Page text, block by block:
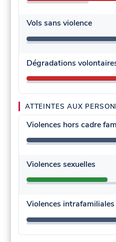
Vols sans violence
Dégradations
ATTEINTES AUX
Violences hors cadre
Violences sexuelles
Violences intrafamiliales